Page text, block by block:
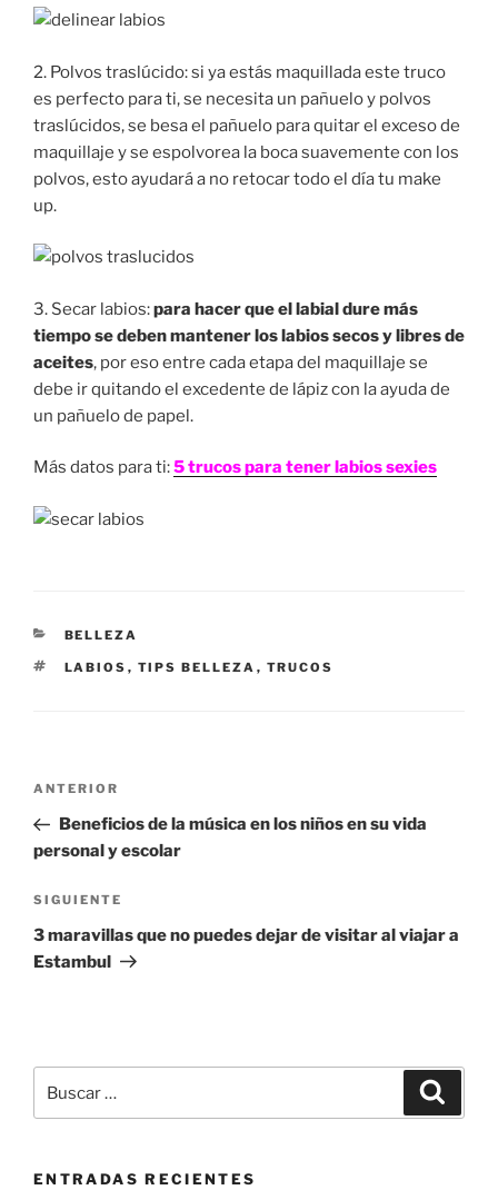
2. Polvos traslúcido: si ya estás maquillada este truco
es perfecto para ti, se necesita un pañuelo y polvos
traslúcidos, se besa el pañuelo para quitar el exceso de
maquillaje y se espolvorea la boca suavemente con los
polvos, esto ayudará a no retocar todo el día tu make
up.
3. Secar labios:para hacer que el labial dure más
tiempo se deben mantener los labios secos y libres de
aceites, por eso entre cada etapa del maquillaje se
debe ir quitando el excedente de lápiz con la ayuda de
un pañuelo de papel.
Más datos para ti:5 trucos para tener labios sexies
CATEGORÍAS
BELLEZA
ETIQUETAS
LABIOS , TIPS BELLEZA , TRUCOS
Navegación
entradas
Entrada
anterior:
ANTERIOR
Beneficios de la música en los niños en su vida
personal y escolar
Siguiente
entrada
SIGUIENTE
3 maravillas que no puedes dejar de visitar al viajar a
Estambul
por:
ENTRADAS RECIENTES